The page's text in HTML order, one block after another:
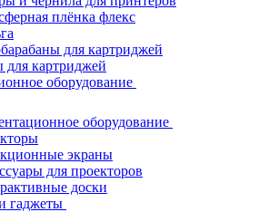
плёнка флекс
для картриджей
картриджей
оборудование
оборудование
экраны
для проекторов
доски
гаджеты